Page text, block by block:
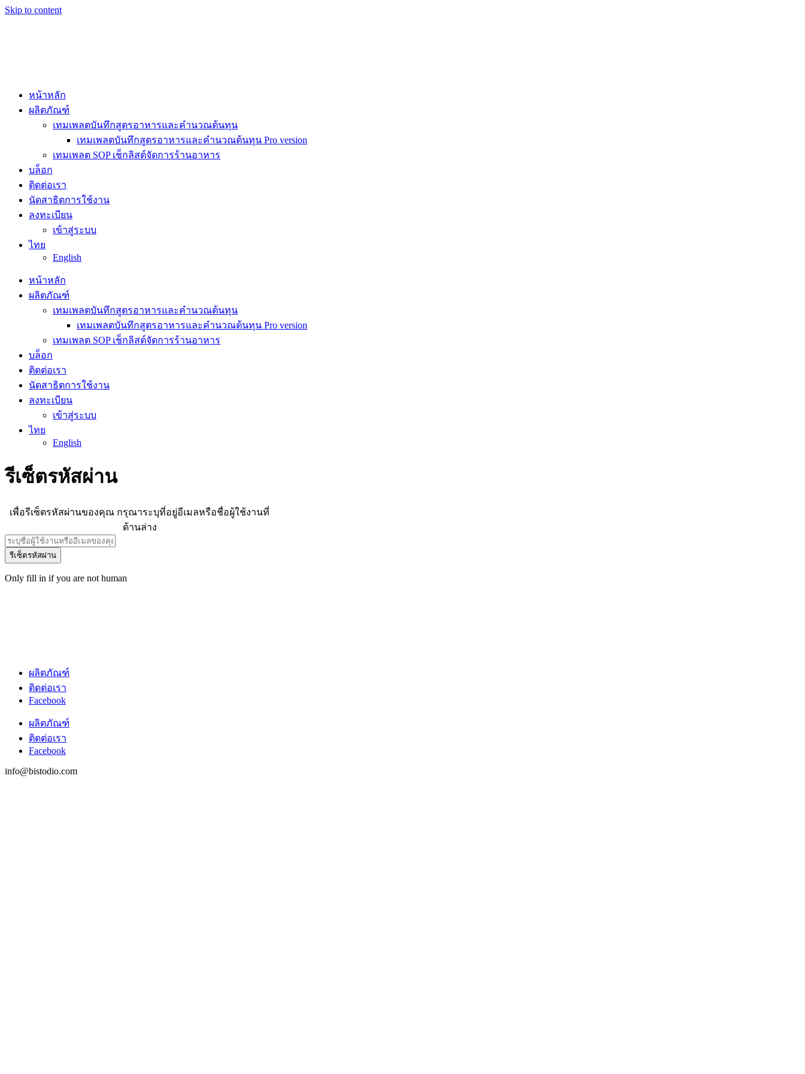
Skip to content
หน้าหลัก
ผลิตภัณฑ์
เทมเพลตบันทึกสูตรอาหารและคำนวณต้นทุน
เทมเพลตบันทึกสูตรอาหารและคำนวณต้นทุน Pro version
เทมเพลต SOP เช็กลิสต์จัดการร้านอาหาร
บล็อก
ติดต่อเรา
นัดสาธิตการใช้งาน
ลงทะเบียน
เข้าสู่ระบบ
ไทย
English
หน้าหลัก
ผลิตภัณฑ์
เทมเพลตบันทึกสูตรอาหารและคำนวณต้นทุน
เทมเพลตบันทึกสูตรอาหารและคำนวณต้นทุน Pro version
เทมเพลต SOP เช็กลิสต์จัดการร้านอาหาร
บล็อก
ติดต่อเรา
นัดสาธิตการใช้งาน
ลงทะเบียน
เข้าสู่ระบบ
ไทย
English
รีเซ็ตรหัสผ่าน
เพื่อรีเซ็ตรหัสผ่านของคุณ กรุณาระบุที่อยู่อีเมลหรือชื่อผู้ใช้งานที่
ด้านล่าง
Only fill in if you are not human
ผลิตภัณฑ์
ติดต่อเรา
Facebook
ผลิตภัณฑ์
ติดต่อเรา
Facebook
info@bistodio.com